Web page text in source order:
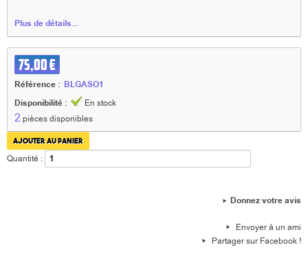
Plus de détails...
75,00 €
Référence : BLGASO1
Disponibilité :
En stock
2 pièces disponibles
Quantité :
Donnez votre avis
Envoyer à un ami
Partager sur Facebook !